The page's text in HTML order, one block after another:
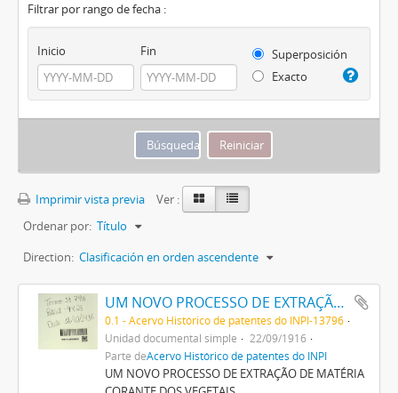
Filtrar por rango de fecha :
Inicio Fin
Superposición
Exacto
Imprimir vista previa
Ver :
Ordenar por: Título
Direction: Clasificación en orden ascendente
UM NOVO PROCESSO DE EXTRAÇÃO DE MATERIA CORANTE DOS VEGETAES
0.1 - Acervo Histórico de patentes do INPI-13796
Unidad documental simple
22/09/1916
Parte deAcervo Histórico de patentes do INPI
UM NOVO PROCESSO DE EXTRAÇÃO DE MATÉRIA